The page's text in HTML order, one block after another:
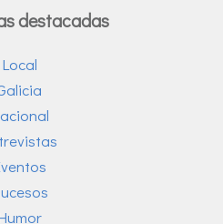
destacadas
Local